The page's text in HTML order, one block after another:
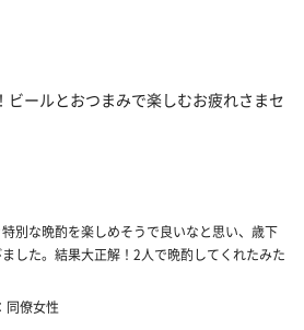
ビールとおつまみで楽しむお疲れさまセ
別な晩酌を楽しめそうで良いなと思い、歳下
した。結果大正解！2人で晩酌してくれたみた
同僚女性